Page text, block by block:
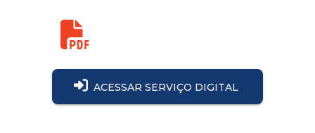
ACESSAR SERVIÇO DIGITAL